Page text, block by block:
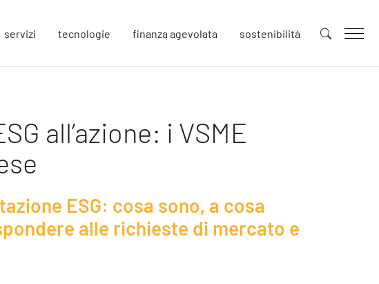
servizi tecnologie finanza agevolata sostenibilità
Future
Innovazione
Europe
all’azione: i VSME
ESG: cosa sono, a cosa
alle richieste di mercato e